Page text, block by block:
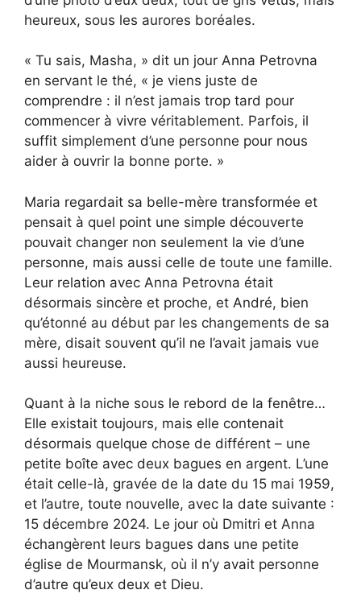
heureux, sous les aurores boréales.
« Tu sais, Masha, » dit un jour Anna Petrovna
en servant le thé, « je viens juste de
comprendre : il n’est jamais trop tard pour
commencer à vivre véritablement. Parfois, il
suffit simplement d’une personne pour nous
aider à ouvrir la bonne porte. »
Maria regardait sa belle-mère transformée et
pensait à quel point une simple découverte
pouvait changer non seulement la vie d’une
personne, mais aussi celle de toute une famille.
Leur relation avec Anna Petrovna était
désormais sincère et proche, et André, bien
qu’étonné au début par les changements de sa
mère, disait souvent qu’il ne l’avait jamais vue
aussi heureuse.
Quant à la niche sous le rebord de la fenêtre…
Elle existait toujours, mais elle contenait
désormais quelque chose de différent – une
petite boîte avec deux bagues en argent. L’une
était celle-là, gravée de la date du 15 mai 1959,
et l’autre, toute nouvelle, avec la date suivante :
15 décembre 2024. Le jour où Dmitri et Anna
échangèrent leurs bagues dans une petite
église de Mourmansk, où il n’y avait personne
d’autre qu’eux deux et Dieu.